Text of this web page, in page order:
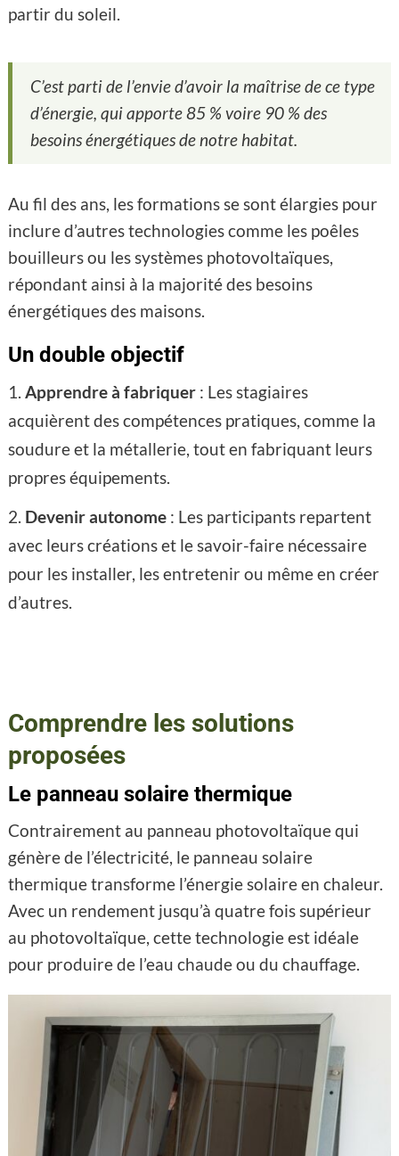
partir du soleil.
C’est parti de l’envie d’avoir la maîtrise de ce type
d’énergie, qui apporte 85 % voire 90 % des
besoins énergétiques de notre habitat.
Au fil des ans, les formations se sont élargies pour
inclure d’autres technologies comme les poêles
bouilleurs ou les systèmes photovoltaïques,
répondant ainsi à la majorité des besoins
énergétiques des maisons.
Un double objectif
Apprendre à fabriquer: Les stagiaires
acquièrent des compétences pratiques, comme la
soudure et la métallerie, tout en fabriquant leurs
propres équipements.
Devenir autonome: Les participants repartent
avec leurs créations et le savoir-faire nécessaire
pour les installer, les entretenir ou même en créer
d’autres.
Comprendre les solutions
proposées
Le panneau solaire thermique
Contrairement au panneau photovoltaïque qui
génère de l’électricité, le panneau solaire
thermique transforme l’énergie solaire en chaleur.
Avec un rendement jusqu’à quatre fois supérieur
au photovoltaïque, cette technologie est idéale
pour produire de l’eau chaude ou du chauffage.